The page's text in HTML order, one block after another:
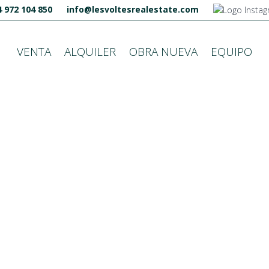
972 104 850 info@lesvoltesrealestate.com
VENTA ALQUILER OBRA NUEVA EQUIPO